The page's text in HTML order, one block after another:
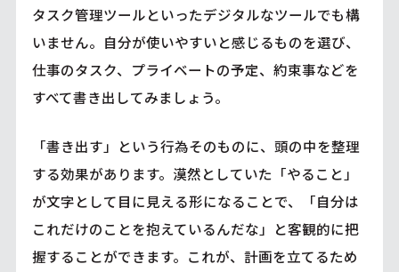
タスク管理ツールといったデジタルなツールでも構
いません。自分が使いやすいと感じるものを選び、
仕事のタスク、プライベートの予定、約束事などを
すべて書き出してみましょう。
「書き出す」という行為そのものに、頭の中を整理
する効果があります。漠然としていた「やること」
が文字として目に見える形になることで、「自分は
これだけのことを抱えているんだな」と客観的に把
握することができます。これが、計画を立てるため